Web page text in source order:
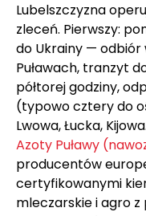
Lubelszczyzna
zleceń. Pierwszy:
do Ukrainy — odbiór
Puławach, tranzyt
półtorej godziny,
(typowo cztery do
Lwowa, Łucka,
Azoty Puławy
producentów
certyfikowanymi
mleczarskie i agro z